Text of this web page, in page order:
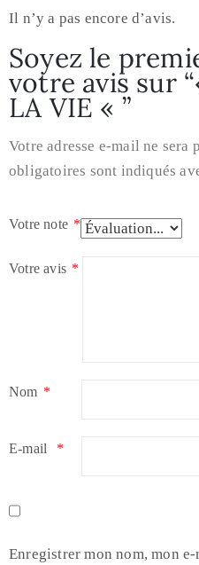
Il n’y a pas encore d’avis.
Soyez le
votre avis sur
LA VIE « ”
Votre adresse e-mail ne sera
obligatoires sont indiqués
Votre note *
Votre avis *
Nom *
E-mail *
Enregistrer mon nom, mon